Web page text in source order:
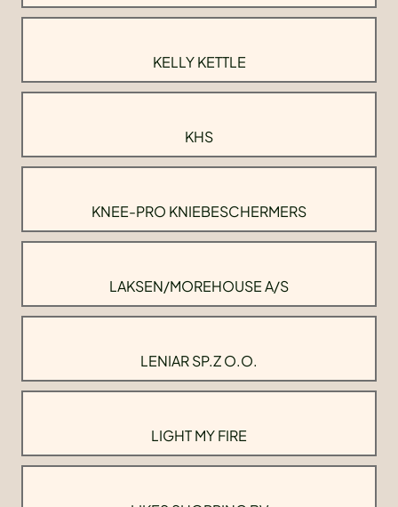
KELLY KETTLE
KHS
KNEE-PRO KNIEBESCHERMERS
LAKSEN/MOREHOUSE A/S
LENIAR SP.Z O.O.
LIGHT MY FIRE